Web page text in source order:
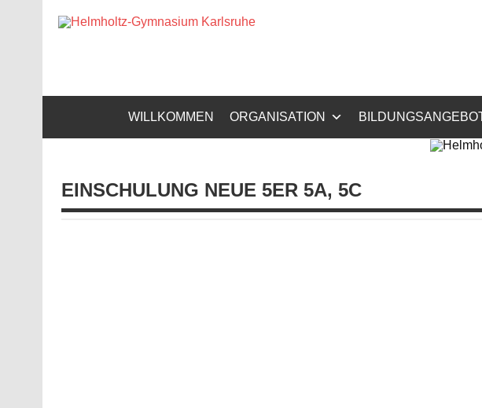
Helmholtz-
WILLKOMMEN ORGANISATION
EINSCHULUNG NEUE 5ER 5A, 5C